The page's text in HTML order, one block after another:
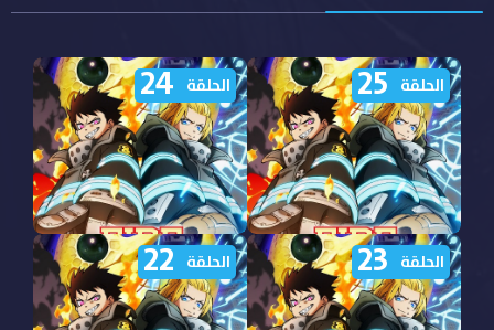
مشاهدة انمي Fire Force
الموسم الثالث الحلقة 25
مترجمة
الحلقة 25
مشاهدة انمي Fire Force
الموسم الثالث الحلقة 24
مترجمة
الحلقة 24
الحلقة 23 الحلقة 22